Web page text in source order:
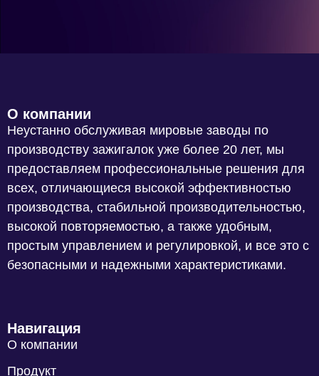
О компании
Неустанно обслуживая мировые заводы по
производству зажигалок уже более 20 лет, мы
предоставляем профессиональные решения для
всех, отличающиеся высокой эффективностью
производства, стабильной производительностью,
высокой повторяемостью, а также удобным,
простым управлением и регулировкой, и все это с
безопасными и надежными характеристиками.
Навигация
О компании
Продукт